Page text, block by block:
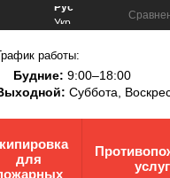
Рус
Укр
работы:
Будние: 9:00–18:00
Суббота,
для